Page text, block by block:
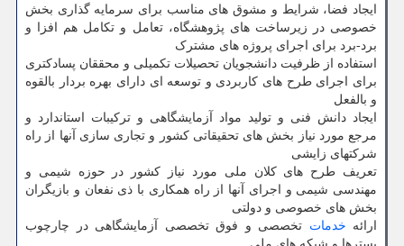
ایجاد فضا، شرایط و مشوق های مناسب برای سرمایه گذاری بخش
خصوصی در زیرساخت های پژوهشگاه، تعامل و تکامل هم افزا و
برد-برد برای اجرای پروژه های مشترک
استفاده از ظرفیت دانشجویان تحصیلات تکمیلی و محققان پسادکتری
برای اجرای طرح های کاربردی و توسعه ای دارای بهره بردار بالقوه
و بالفعل
ایجاد دانش فنی و تولید مواد آزمایشگاهی و ترکیبات استاندارد و
مرجع مورد نیاز بخش های تحقیقاتی کشور و تجاری سازی آنها از راه
شرکتهای زایشی
تعریف طرح های کلان ملی مورد نیاز کشور در حوزه شیمی و
مهندسی شیمی و اجرای آنها از راه همکاری با ذی نفعان و بازیگران
بخش های خصوصی و دولتی
ارائه خدمات تخصصی و فوق تخصصی آزمایشگاهی در چارچوب